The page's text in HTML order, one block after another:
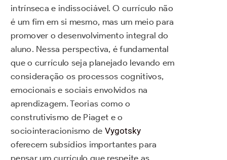
intrínseca e indissociável. O currículo não
é um fim em si mesmo, mas um meio para
promover o desenvolvimento integral do
aluno. Nessa perspectiva, é fundamental
que o currículo seja planejado levando em
consideração os processos cognitivos,
emocionais e sociais envolvidos na
aprendizagem. Teorias como o
construtivismo de Piaget e o
sociointeracionismo de Vygotsky
oferecem subsídios importantes para
pensar um currículo que respeite as